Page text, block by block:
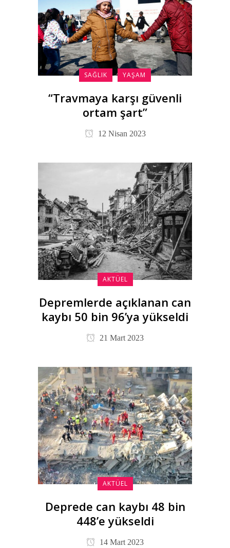
SAĞLIK YAŞAM
“Travmaya karşı güvenli
ortam şart”
12 Nisan 2023
AKTÜEL
Depremlerde açıklanan can
kaybı 50 bin 96’ya yükseldi
21 Mart 2023
AKTÜEL
Deprede can kaybı 48 bin
448’e yükseldi
14 Mart 2023